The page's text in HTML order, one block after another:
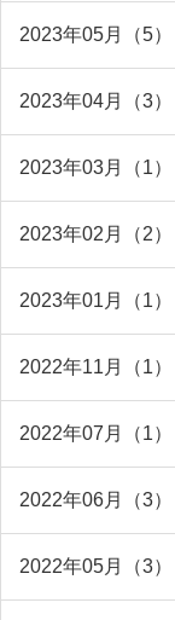
2023年05月（5）
2023年04月（3）
2023年03月（1）
2023年02月（2）
2023年01月（1）
2022年11月（1）
2022年07月（1）
2022年06月（3）
2022年05月（3）